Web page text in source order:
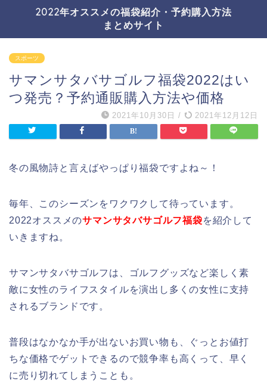
2022年オススメの福袋紹介・予約購入方法
まとめサイト
スポーツ
サマンサタバサゴルフ福袋2022はい
つ発売？予約通販購入方法や価格
2021年10月30日 / 2021年12月12日
冬の風物詩と言えばやっぱり福袋ですよね～！
毎年、このシーズンをワクワクして待っています。
2022オススメのサマンサタバサゴルフ福袋を紹介して
いきますね。
サマンサタバサゴルフは、ゴルフグッズなど楽しく素
敵に女性のライフスタイルを演出し多くの女性に支持
されるブランドです。
普段はなかなか手が出ないお買い物も、ぐっとお値打
ちな価格でゲットできるので競争率も高くって、早く
に売り切れてしまうことも。